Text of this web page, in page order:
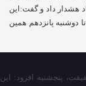
هشدار داد و گفت:این
می شوند و تا دوشنبه پانزدهم همین
پنجشنبه افزود:‌ این